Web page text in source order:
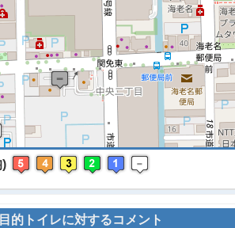
)
的トイレに対するコメント